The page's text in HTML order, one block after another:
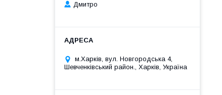
Дмитро
м.Харків, вул. Новгородська 4,
Шевченківський район., Харків, Україна